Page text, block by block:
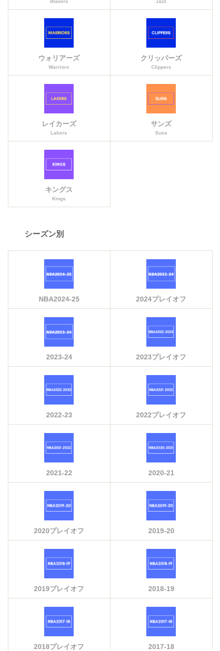
Blazers Jazz
ウォリアーズ
Warriors
クリッパーズ
Clippers
レイカーズ
Lakers
サンズ
Suns
キングス
Kings
シーズン別
NBA2024-25 2024プレイオフ
2023-24 2023プレイオフ
2022-23 2022プレイオフ
2021-22 2020-21
2020プレイオフ 2019-20
2019プレイオフ 2018-19
2018プレイオフ 2017-18